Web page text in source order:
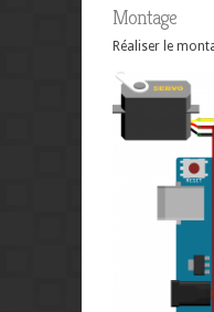
Montage
Réaliser le